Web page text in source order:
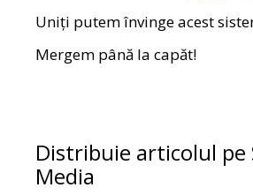
Uniți putem învinge acest
Mergem până la capăt!
Distribuie articolul pe
Media